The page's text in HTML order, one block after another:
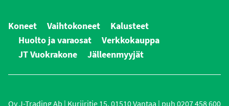
Koneet Vaihtokoneet
Kalusteet
Huolto ja varaosat
Verkkokauppa
JT Vuokrakone
Jälleenmyyjät
Oy J-Trading Ab | Kuriiritie 15, 01510 Vantaa | puh 0207 458 600